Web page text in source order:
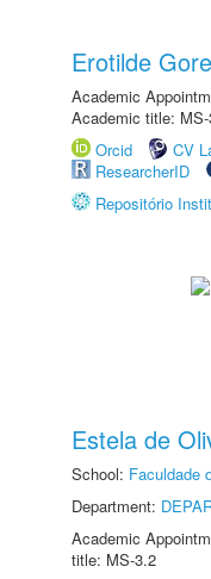
Erotilde
Academic
Academic title:
Orcid
CV
ResearcherID
Repositório
Estela de
School: Faculdade
Department:
Academic
title: MS-3.2